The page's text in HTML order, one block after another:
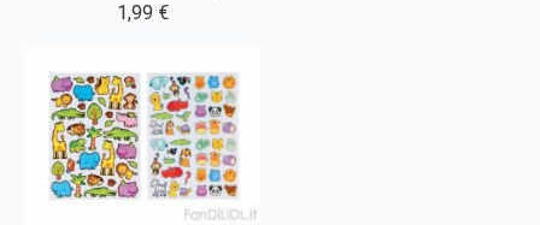
1,99 €